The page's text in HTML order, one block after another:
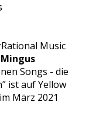
Music
Mingus
Songs - die
ist auf Yellow
März 2021